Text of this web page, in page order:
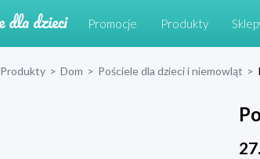
Promocje Produkty
Produkty > Dom > Pościele dla dzieci i niemowląt >